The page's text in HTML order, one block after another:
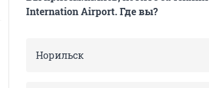
Internation Airport. Где вы?
Норильск